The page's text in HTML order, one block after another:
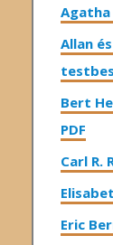
Agatha
Allan
Bert
PDF
Carl R.
Eric